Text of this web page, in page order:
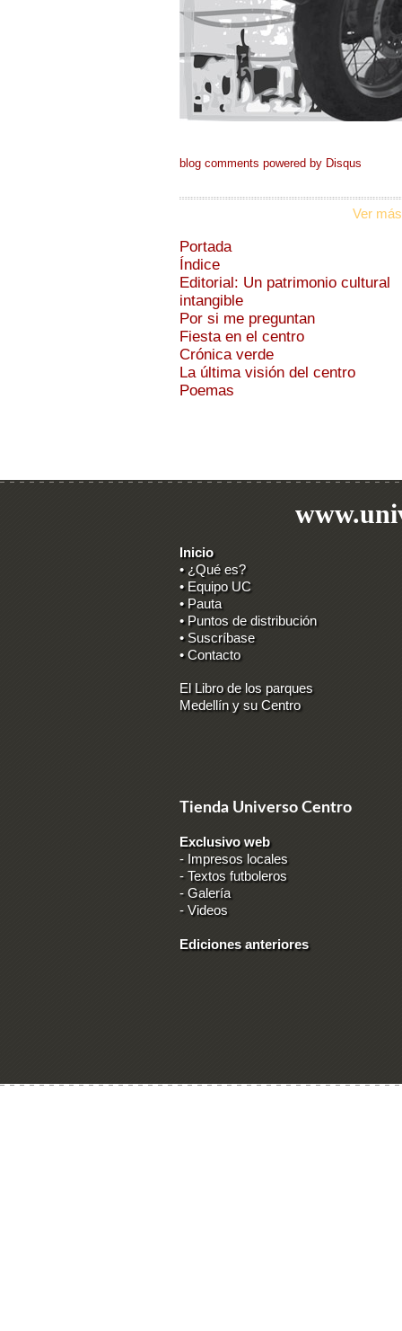
blog comments powered by Disqus
Ver
Portada
Índice
Editorial: Un patrimonio cultural
intangible
Por si me preguntan
Fiesta en el centro
Crónica verde
La última visión del centro
Poemas
Inicio
• ¿Qué es?
• Equipo UC
• Pauta
• Puntos de distribución
• Suscríbase
• Contacto
El Libro de los parques
Medellín y su Centro
Tienda Universo Centro
Exclusivo web
- Impresos locales
- Textos futboleros
-Galería
-Videos
Ediciones anteriores